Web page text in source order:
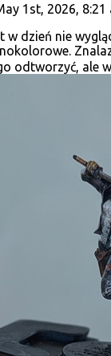
1st, 2026, 8:21
w dzień nie
odtworzyć, ale